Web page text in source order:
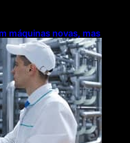
máquinas novas, mas
avança lentamente